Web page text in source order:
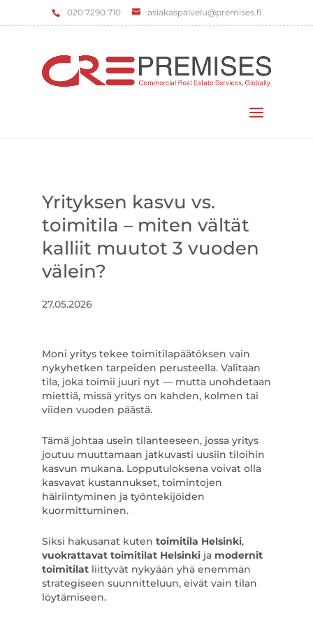
‌020 7290 710 asiakaspalvelu@premises.fi
Yrityksen kasvu vs.
toimitila – miten vältät
kalliit muutot 3 vuoden
välein?
27.05.2026
Moni yritys tekee toimitilapäätöksen vain
nykyhetken tarpeiden perusteella. Valitaan
tila, joka toimii juuri nyt — mutta unohdetaan
miettiä, missä yritys on kahden, kolmen tai
viiden vuoden päästä.
Tämä johtaa usein tilanteeseen, jossa yritys
joutuu muuttamaan jatkuvasti uusiin tiloihin
kasvun mukana. Lopputuloksena voivat olla
kasvavat kustannukset, toimintojen
häiriintyminen ja työntekijöiden
kuormittuminen.
Siksi hakusanat kuten toimitila Helsinki,
vuokrattavat toimitilat Helsinkija modernit
toimitilatliittyvät nykyään yhä enemmän
strategiseen suunnitteluun, eivät vain tilan
löytämiseen.